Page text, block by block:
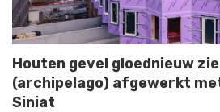
Houten gevel gloednieuw
(archipelago) afgewerkt
Siniat